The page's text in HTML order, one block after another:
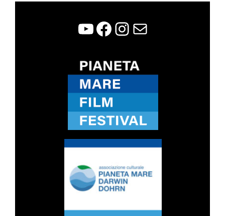
WCFF
Facebook
Instagram
Contatti